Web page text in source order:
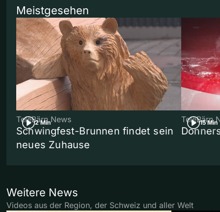
Meistgesehen
2 Min
TeleBärn News
Schwingfest-Brunnen findet sein
neues Zuhause
15 Min
TeleBärn
Weitere News
Videos aus der Region, der Schweiz und aller Welt